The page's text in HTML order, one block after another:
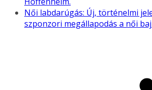
Női labdarúgás: Új, történelmi
szponzori megállapodás a női